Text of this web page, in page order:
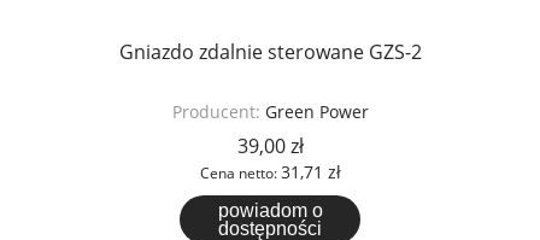
Gniazdo zdalnie sterowane GZS-2
Producent: Green Power
39,00 zł
Cena netto:31,71 zł
powiadom o
dostępności